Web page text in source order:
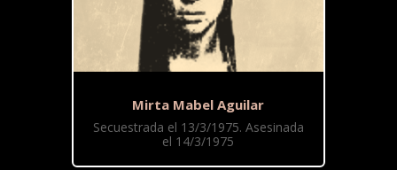
Mirta Mabel Aguilar
Secuestrada el 13/3/1975. Asesinada
el 14/3/1975